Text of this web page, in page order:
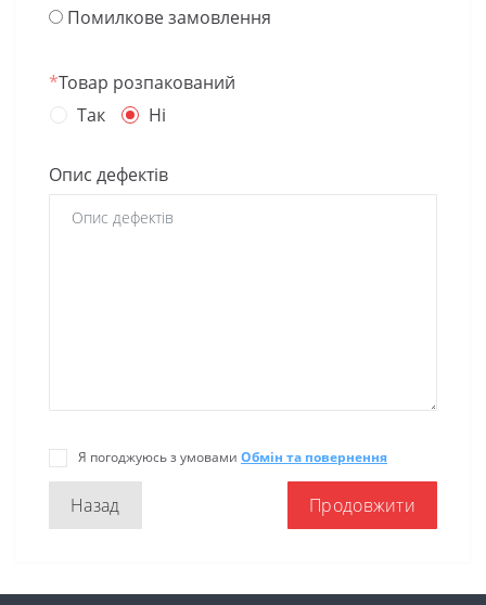
Помилкове замовлення
*Товар розпакований
Так
Ні
Опис дефектів
Я погоджуюсь з умовами Обмін та повернення
Назад